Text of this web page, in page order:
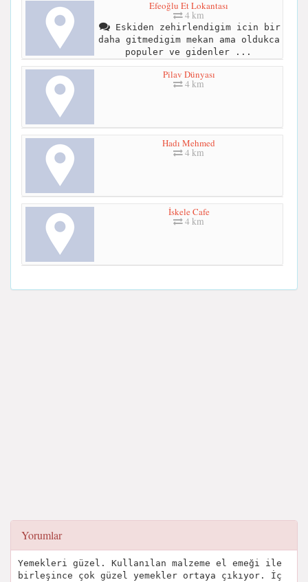
Efeoğlu Et Lokantası
4 km
Eskiden zehirlendigim icin bir
daha gitmedigim mekan ama oldukca
populer ve gidenler ...
Pilav Dünyası
4 km
Hadı Mehmed
4 km
İskele Cafe
4 km
Yorumlar
Yemekleri güzel. Kullanılan malzeme el emeği ile
birleşince çok güzel yemekler ortaya çıkıyor. İç